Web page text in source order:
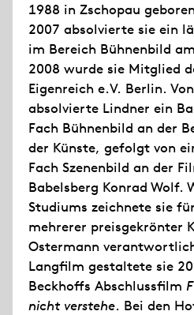
1988 in Zschopau
2007 absolvierte sie ein
im Bereich Bühnenbild
2008 wurde sie Mitglied
Eigenreich e.V. Berlin.
absolvierte Lindner ein
Fach Bühnenbild an der
der Künste, gefolgt von
Fach Szenenbild an der
Babelsberg Konrad Wolf.
Studiums zeichnete sie
mehrerer preisgekrönter
Ostermann
Langfilm gestaltete sie
Beckhoffs Abschlussfilm
nicht verstehe. Bei den